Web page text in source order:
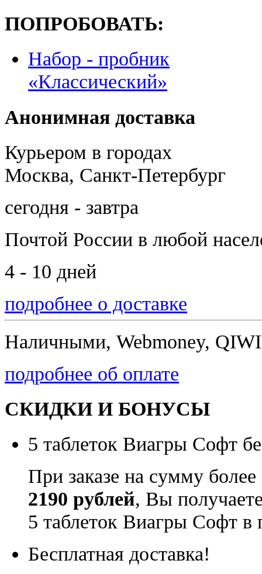
ПОПРОБОВАТЬ:
Набор - пробник
«Классический»
Анонимная доставка
Курьером в городах
Москва, Санкт-Петербург
сегодня - завтра
Почтой России в любой
4 - 10 дней
подробнее о доставке
Наличными, Webmoney,
подробнее об оплате
СКИДКИ И БОНУСЫ
5 таблеток Виагры Софт
При заказе на сумму более
2190 рублей, Вы
5 таблеток Виагры Софт в
Бесплатная доставка!